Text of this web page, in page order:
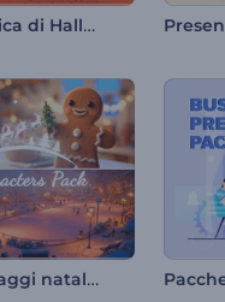
Invito alla festa magica di Halloween
Pacchetto di personaggi natalizi gentili